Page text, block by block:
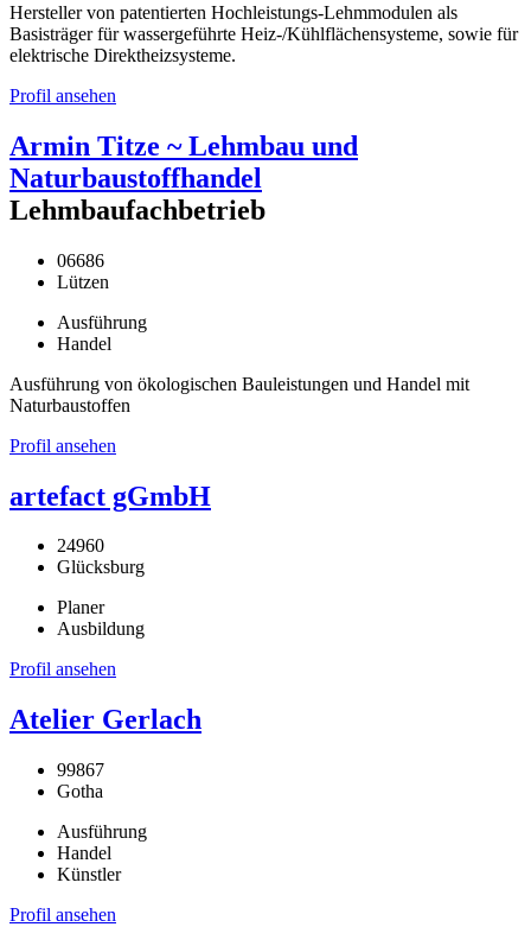
Hersteller von patentierten Hochleistungs-Lehmmodulen als
Basisträger für wassergeführte Heiz-/Kühlflächensysteme, sowie für
elektrische Direktheizsysteme.
Profil ansehen
Armin Titze ~ Lehmbau und
Naturbaustoffhandel
Lehmbaufachbetrieb
06686
Lützen
Ausführung
Handel
Ausführung von ökologischen Bauleistungen und Handel mit
Naturbaustoffen
Profil ansehen
artefact gGmbH
24960
Glücksburg
Planer
Ausbildung
Profil ansehen
Atelier Gerlach
99867
Gotha
Ausführung
Handel
Künstler
Profil ansehen